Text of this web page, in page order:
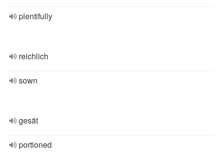
plentifully
reichlich
sown
gesät
portioned